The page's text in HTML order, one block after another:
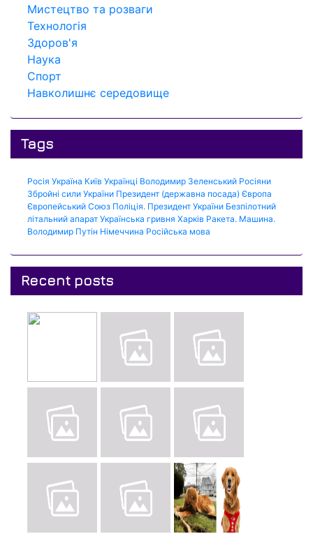
Мистецтво та розваги
Технологія
Здоров'я
Наука
Спорт
Навколишнє середовище
Tags
Росія Україна Київ Українці Володимир Зеленський Росіяни
Збройні сили України Президент (державна посада) Європа
Європейський Союз Поліція. Президент України Безпілотний
літальний апарат Українська гривня Харків Ракета. Машина.
Володимир Путін Німеччина Російська мова
Recent posts